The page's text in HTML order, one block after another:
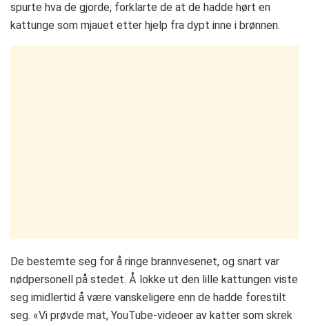
spurte hva de gjorde, forklarte de at de hadde hørt en
kattunge som mjauet etter hjelp fra dypt inne i brønnen.
De bestemte seg for å ringe brannvesenet, og snart var
nødpersonell på stedet. Å lokke ut den lille kattungen viste
seg imidlertid å være vanskeligere enn de hadde forestilt
seg. «Vi prøvde mat, YouTube-videoer av katter som skrek